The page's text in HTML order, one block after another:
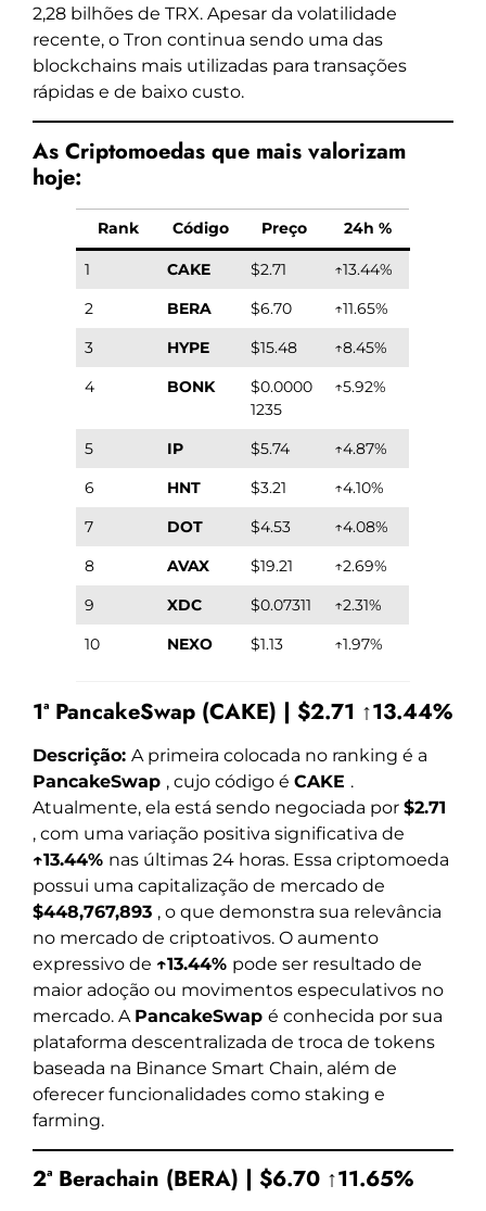
2,28 bilhões de TRX. Apesar da volatilidade
recente, o Tron continua sendo uma das
blockchains mais utilizadas para transações
rápidas e de baixo custo.
As Criptomoedas que mais valorizam
hoje:
Rank Código Preço 24h %
1 CAKE $2.71
↑13.44%
2
BERA $6.70
↑11.65%
3
HYPE $15.48
↑8.45%
4
BONK
$0.0000
1235
↑5.92%
5 IP $5.74
↑4.87%
6
HNT $3.21
↑4.10%
7
DOT $4.53
↑4.08%
8
AVAX $19.21
↑2.69%
9
XDC $0.07311
↑2.31%
10
NEXO $1.13 ↑1.97%
1ª PancakeSwap (CAKE) | $2.71 ↑13.44%
Descrição: A primeira colocada no ranking é a
PancakeSwap , cujo código é CAKE .
Atualmente, ela está sendo negociada por $2.71
, com uma variação positiva significativa de
↑13.44% nas últimas 24 horas. Essa criptomoeda
possui uma capitalização de mercado de
$448,767,893 , o que demonstra sua relevância
no mercado de criptoativos. O aumento
expressivo de ↑13.44% pode ser resultado de
maior adoção ou movimentos especulativos no
mercado. A PancakeSwap é conhecida por sua
plataforma descentralizada de troca de tokens
baseada na Binance Smart Chain, além de
oferecer funcionalidades como staking e
farming.
2ª Berachain (BERA) | $6.70 ↑11.65%